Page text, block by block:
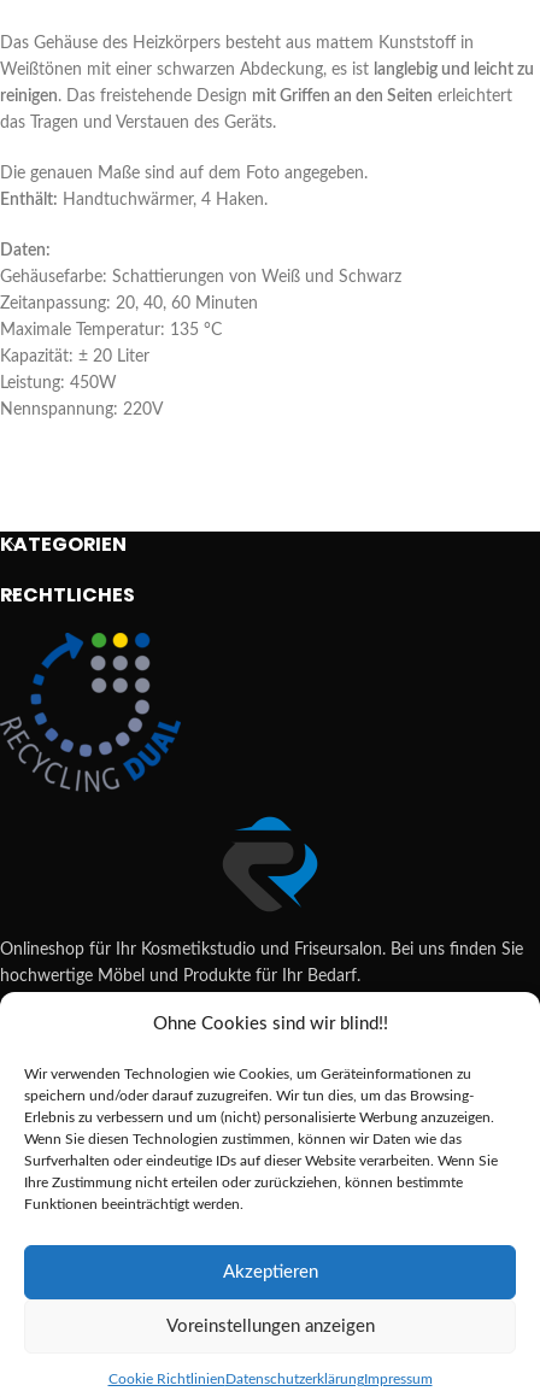
Ohne Cookies sind wir blind!!
Wir verwenden Technologien wie Cookies, um Geräteinformationen zu
speichern und/oder darauf zuzugreifen. Wir tun dies, um das Browsing-
Erlebnis zu verbessern und um (nicht) personalisierte Werbung anzuzeigen.
Wenn Sie diesen Technologien zustimmen, können wir Daten wie das
Surfverhalten oder eindeutige IDs auf dieser Website verarbeiten. Wenn Sie
Ihre Zustimmung nicht erteilen oder zurückziehen, können bestimmte
Funktionen beeinträchtigt werden.
Akzeptieren
Voreinstellungen anzeigen
Cookie RichtlinienDatenschutzerklärungImpressum
Das Gehäuse des Heizkörpers besteht aus mattem Kunststoff in
Weißtönen mit einer schwarzen Abdeckung, es ist langlebig und leicht zu
reinigen. Das freistehende Design mit Griffen an den Seiten erleichtert
das Tragen und Verstauen des Geräts.
Die genauen Maße sind auf dem Foto angegeben.
Enthält: Handtuchwärmer, 4 Haken.
Daten:
Gehäusefarbe: Schattierungen von Weiß und Schwarz
Zeitanpassung: 20, 40, 60 Minuten
Maximale Temperatur: 135 °C
Kapazität: ± 20 Liter
Leistung: 450W
Nennspannung: 220V
KATEGORIEN
RECHTLICHES
Onlineshop für Ihr Kosmetikstudio und Friseursalon. Bei uns finden Sie
hochwertige Möbel und Produkte für Ihr Bedarf.
Wildsachsener Str. 6, 65207 Wiesbaden
shop@reda-shop.de
REDA SHOP - Hochwertige Studio Ausstattung
2025.
ELEGANTE E3
450W
123,41 Vorrätig
Alle Preise inkl. der gesetzlichen MwSt.
Die durchgestrichenen Preise entsprechen dem bisherigen Preis in diesem
Online-Shop.